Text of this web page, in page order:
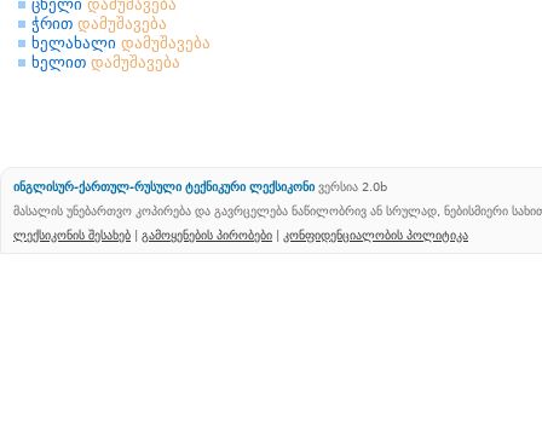
ცხელი დამუშავება
ჭრით დამუშავება
ხელახალი დამუშავება
ხელით დამუშავება
ინგლისურ-ქართულ-რუსული ტექნიკური ლექსიკონი ვერსია 2.0b
მასალის უნებართვო კოპირება და გავრცელება ნაწილობრივ ან სრულად, ნებისმიერი
ლექსიკონის შესახებ | გამოყენების პირობები | კონფიდენციალობის პოლიტიკა